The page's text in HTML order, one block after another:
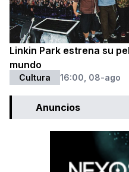
Linkin Park estrena su
mundo
Cultura 16:00, 08-ago
Anuncios